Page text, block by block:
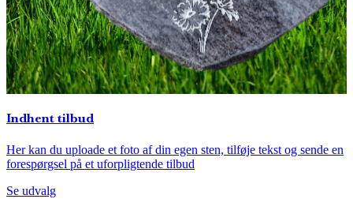
Indhent tilbud
Her kan du uploade et foto af din egen sten, tilføje tekst og sende en
forespørgsel på et uforpligtende tilbud
Se udvalg